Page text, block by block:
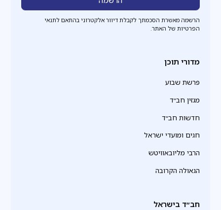
הרשמה מאשרת הסכמתך לקבלת דיוור אלקטרוני בהתאם לתנאי
הפרטיות של האתר.
מדורי תוכן
פרשת שבוע
מגזין חב״ד
חדשות חב״ד
חגים ומועדי ישראל
הרבי מליובאוויטש
הגאולה הקרובה
חב״ד בישראל